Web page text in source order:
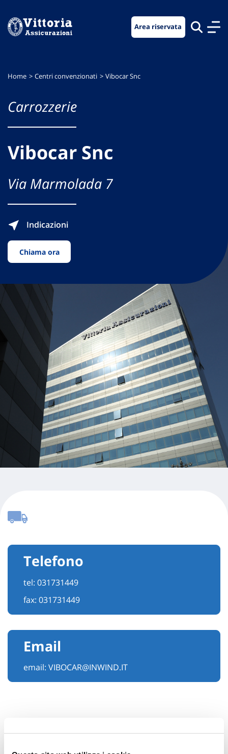
menu
contenuto
footer
Area riservata
Home Centri convenzionati Vibocar Snc
Carrozzerie
Vibocar Snc
Via Marmolada 7
Indicazioni
Chiama ora
Telefono
tel: 031731449
fax: 031731449
Email
email: VIBOCAR@INWIND.IT